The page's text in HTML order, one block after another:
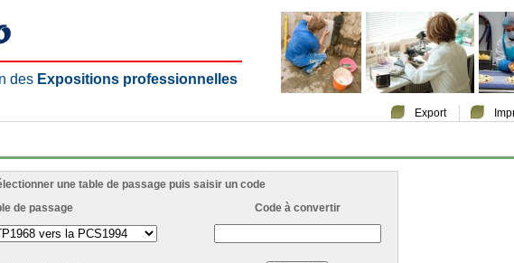
des Expositions professionnelles
Export
une table de passage puis saisir un code
de passage
Code à convertir